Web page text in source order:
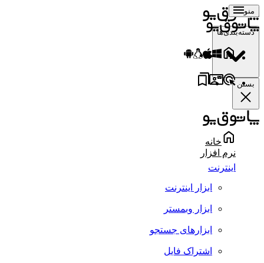
منو
دسته‌بندی‌ها
بستن
خانه
نرم افزار
اینترنت
ابزار اینترنت
ابزار وبمستر
ابزارهای جستجو
اشتراک فایل